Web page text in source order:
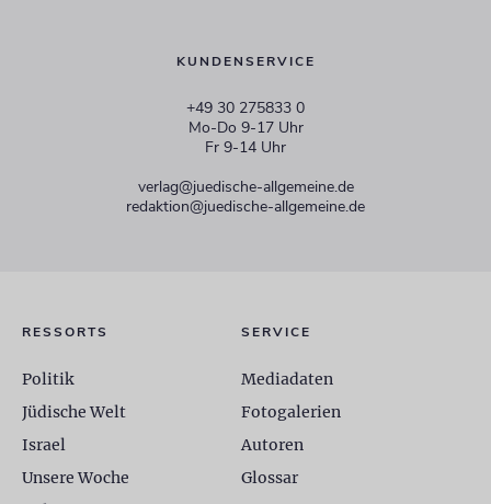
KUNDENSERVICE
+49 30 275833 0
Mo-Do 9-17 Uhr
Fr 9-14 Uhr
verlag@juedische-allgemeine.de
redaktion@juedische-allgemeine.de
RESSORTS
Politik
Jüdische Welt
Israel
Unsere Woche
SERVICE
Mediadaten
Fotogalerien
Autoren
Glossar